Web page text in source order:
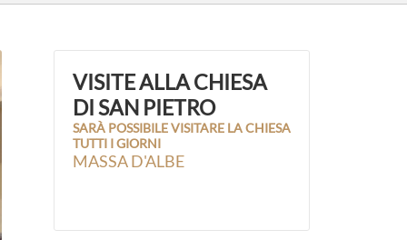
VISITE ALLA CHIESA
DI SAN PIETRO
SARÀ POSSIBILE VISITARE LA CHIESA
TUTTI I GIORNI
MASSA D'ALBE